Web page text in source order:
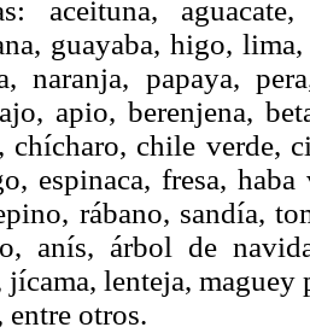
aceituna,
guayaba, higo,
naranja, papaya,
apio, berenjena,
chícharo, chile verde,
espinaca, fresa,
rábano, sandía,
anís, árbol de
jícama, lenteja,
entre otros.